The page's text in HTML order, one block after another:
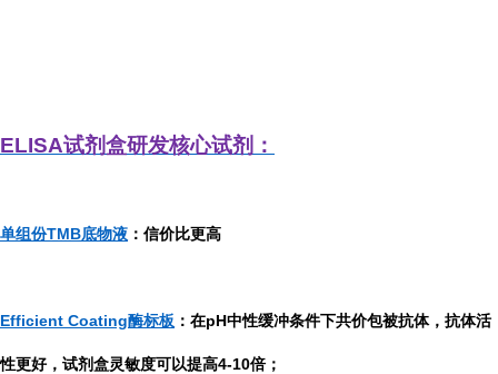
ELISA试剂盒研发核心试剂：
单组份TMB底物液 ：信价比更高
Efficient Coating酶标板 ：在pH中性缓冲条件下共价包被抗体，抗体活
性更好，试剂盒灵敏度可以提高4-10倍；